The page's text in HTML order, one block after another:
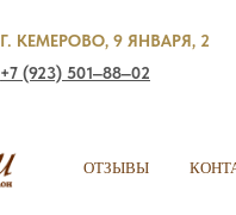
Г. КЕМЕРОВО, 9 ЯНВАРЯ, 2
+7 (923) 501‒88‒02
ОТЗЫВЫ